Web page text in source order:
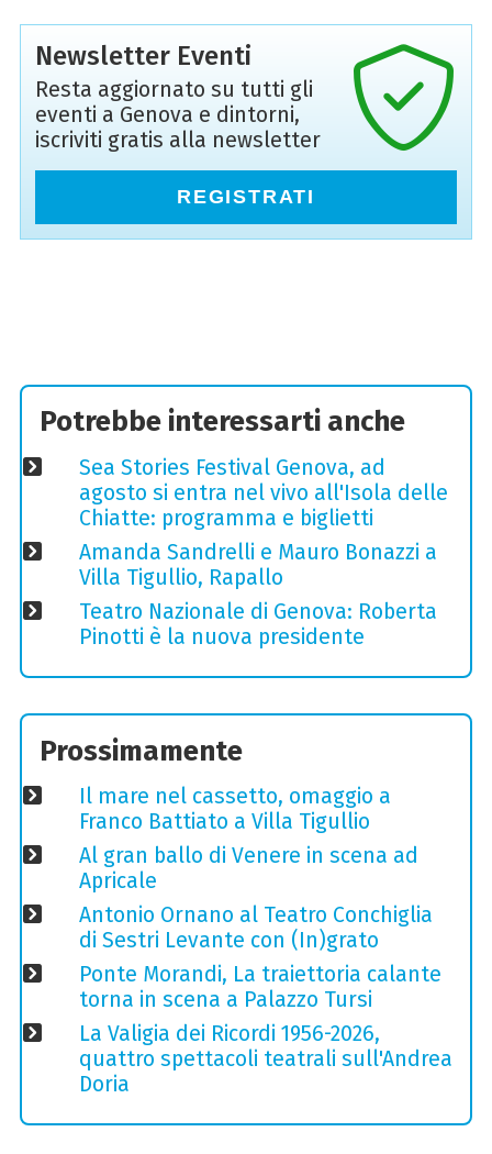
Newsletter Eventi
Resta aggiornato su tutti gli
eventi a Genova e dintorni,
iscriviti gratis alla newsletter
REGISTRATI
Potrebbe interessarti anche
Sea Stories Festival Genova, ad
agosto si entra nel vivo all'Isola delle
Chiatte: programma e biglietti
Amanda Sandrelli e Mauro Bonazzi a
Villa Tigullio, Rapallo
Teatro Nazionale di Genova: Roberta
Pinotti è la nuova presidente
Prossimamente
Il mare nel cassetto, omaggio a
Franco Battiato a Villa Tigullio
Al gran ballo di Venere in scena ad
Apricale
Antonio Ornano al Teatro Conchiglia
di Sestri Levante con (In)grato
Ponte Morandi, La traiettoria calante
torna in scena a Palazzo Tursi
La Valigia dei Ricordi 1956-2026,
quattro spettacoli teatrali sull'Andrea
Doria